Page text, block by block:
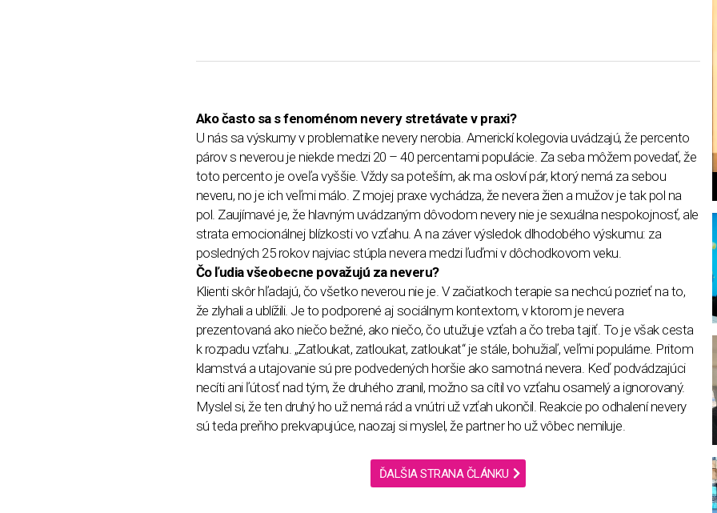
Ako často sa s fenoménom nevery stretávate v praxi?
U nás sa výskumy v problematike nevery nerobia. Americkí kolegovia uvádzajú, že percento
párov s neverou je niekde medzi 20 – 40 percentami populácie. Za seba môžem povedať, že
toto percento je oveľa vyššie. Vždy sa poteším, ak ma osloví pár, ktorý nemá za sebou
neveru, no je ich veľmi málo. Z mojej praxe vychádza, že nevera žien a mužov je tak pol na
pol. Zaujímavé je, že hlavným uvádzaným dôvodom nevery nie je sexuálna nespokojnosť, ale
strata emocionálnej blízkosti vo vzťahu. A na záver výsledok dlhodobého výskumu: za
posledných 25 rokov najviac stúpla nevera medzi ľuďmi v dôchodkovom veku.
Čo ľudia všeobecne považujú za neveru?
Klienti skôr hľadajú, čo všetko neverou nie je. V začiatkoch terapie sa nechcú pozrieť na to,
že zlyhali a ublížili. Je to podporené aj sociálnym kontextom, v ktorom je nevera
prezentovaná ako niečo bežné, ako niečo, čo utužuje vzťah a čo treba tajiť. To je však cesta
k rozpadu vzťahu. „Zatloukat, zatloukat, zatloukat“ je stále, bohužiaľ, veľmi populárne. Pritom
klamstvá a utajovanie sú pre podvedených horšie ako samotná nevera. Keď podvádzajúci
necíti ani ľútosť nad tým, že druhého zranil, možno sa cítil vo vzťahu osamelý a ignorovaný.
Myslel si, že ten druhý ho už nemá rád a vnútri už vzťah ukončil. Reakcie po odhalení nevery
sú teda preňho prekvapujúce, naozaj si myslel, že partner ho už vôbec nemiluje.
ĎALŠIA STRANA ČLÁNKU
u
V
l
u
m